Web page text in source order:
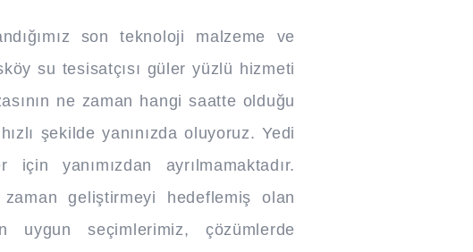
son teknoloji malzeme ve
su tesisatçısı güler yüzlü hizmeti
ne zaman hangi saatte olduğu
şekilde yanınızda oluyoruz. Yedi
yanımızdan ayrılmamaktadır.
zaman geliştirmeyi hedeflemiş olan
seçimlerimiz, çözümlerde